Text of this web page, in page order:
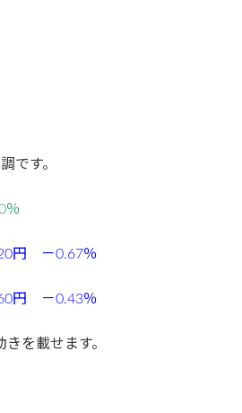
です。
円 －0.67％
円 －0.43％
を載せます。